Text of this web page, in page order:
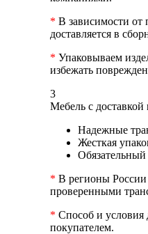
* В зависимости от
доставляется в
* Упаковываем
избежать
3
Мебель с доставкой
Надежные
Жесткая
Обязательный
* В регионы
проверенными
* Способ и условия
покупателем.